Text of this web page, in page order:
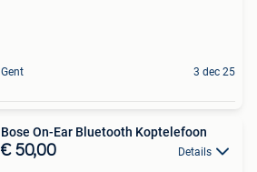
Gent 3 dec 25
Bose On-Ear Bluetooth Koptelefoon
€ 50,00 Details